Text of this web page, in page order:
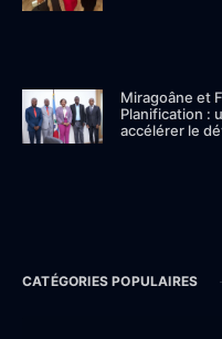
Miragoâne et
Planification :
accélérer le
CATÉGORIES POPULAIRES